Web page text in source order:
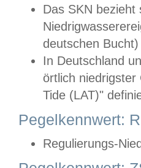
Das SKN
deutschen
In Deutschland
örtlich
Tide (LAT)"
Pegelkennwert:
Regulierungs-